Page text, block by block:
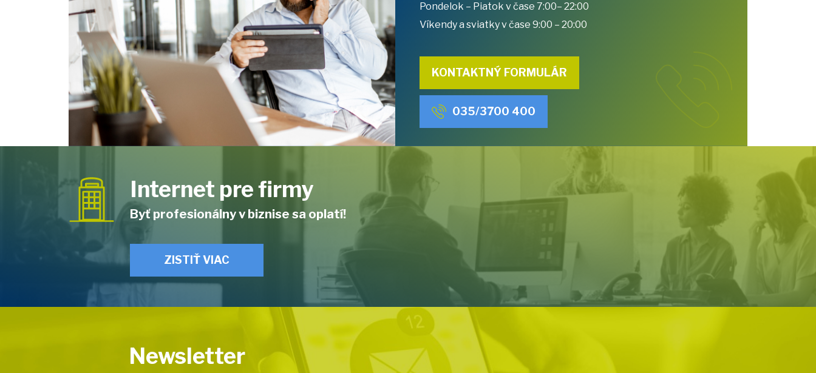
Pondelok – Piatok v čase 7:00– 22:00
Víkendy a sviatky v čase 9:00 – 20:00
KONTAKTNÝ FORMULÁR
035/3700 400
Internet pre firmy
Byť profesionálny v biznise sa oplatí!
ZISTIŤ VIAC
Newsletter